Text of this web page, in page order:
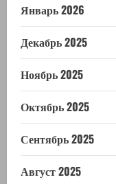
Январь 2026
Декабрь 2025
Ноябрь 2025
Октябрь 2025
Сентябрь 2025
Август 2025